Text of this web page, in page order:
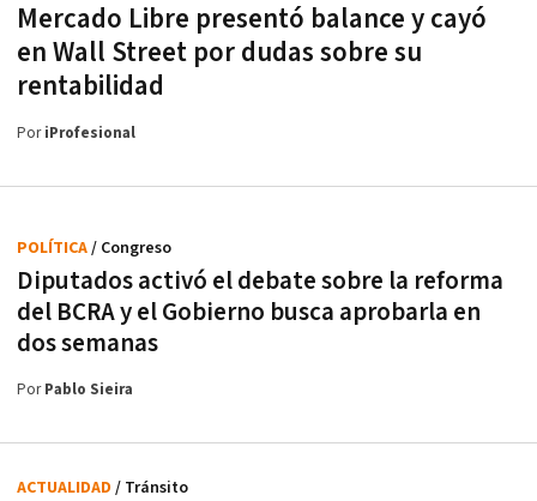
Mercado Libre presentó balance y cayó
en Wall Street por dudas sobre su
rentabilidad
PoriProfesional
Diputados activó el debate sobre la reforma
del BCRA y el Gobierno busca aprobarla en
dos semanas
POLÍTICA/ Congreso
PorPablo Sieira
ACTUALIDAD / Tránsito